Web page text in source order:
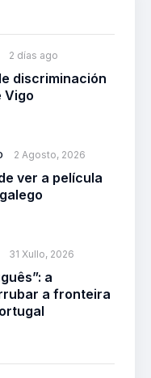
2 días ago
discriminación
Vigo
2 Agosto, 2026
ver a película
31 Xullo, 2026
a
a fronteira